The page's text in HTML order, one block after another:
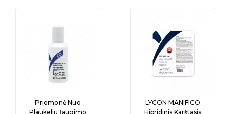
Priemonė Nuo
Plaukelių Įaugimo
LYCON MANIFICO
Hibridinis Karštasis